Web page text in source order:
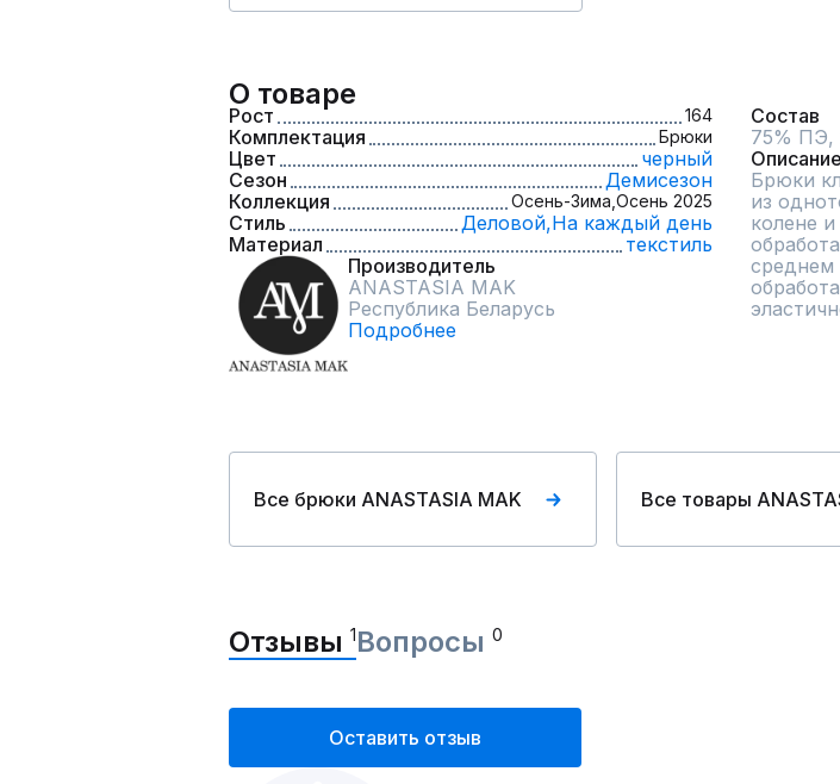
О товаре
Рост 164
Комплектация Брюки
Цвет
черный
Сезон
Демисезон
Коллекция
Осень-Зима, Осень 2025
Стиль Деловой,На каждый день
Материал
текстиль
Производитель
ANASTASIA MAK
Республика Беларусь
Подробнее
Состав
75% ПЭ,
Описание
Брюки
из
колене
Все брюки ANASTASIA MAK Все товары
Отзывы 1Вопросы 0
Оставить отзыв